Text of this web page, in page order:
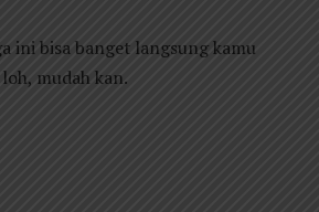
ini bisa banget langsung kamu
mudah kan.